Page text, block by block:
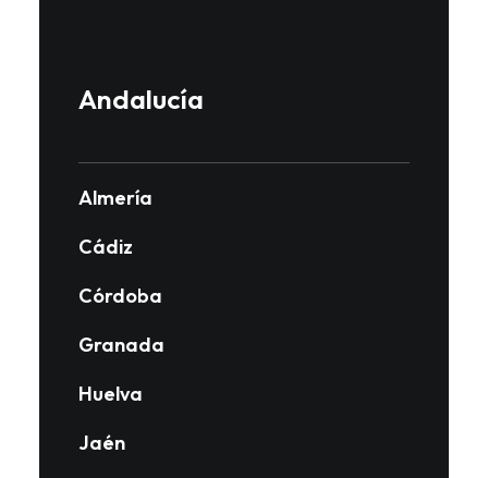
Andalucía
Almería
Cádiz
Córdoba
Granada
Huelva
Jaén